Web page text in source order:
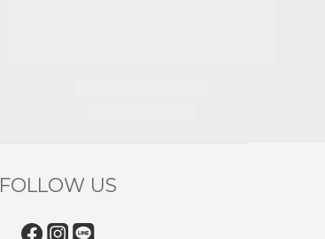
FOLLOW US